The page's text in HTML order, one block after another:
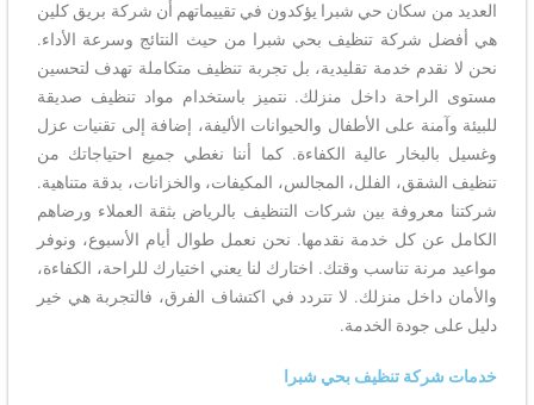
العديد من سكان حي شبرا يؤكدون في تقييماتهم أن شركة بريق كلين
هي أفضل شركة تنظيف بحي شبرا من حيث النتائج وسرعة الأداء.
نحن لا نقدم خدمة تقليدية، بل تجربة تنظيف متكاملة تهدف لتحسين
مستوى الراحة داخل منزلك. نتميز باستخدام مواد تنظيف صديقة
للبيئة وآمنة على الأطفال والحيوانات الأليفة، إضافة إلى تقنيات عزل
وغسيل بالبخار عالية الكفاءة. كما أننا نغطي جميع احتياجاتك من
تنظيف الشقق، الفلل، المجالس، المكيفات، والخزانات، بدقة متناهية.
شركتنا معروفة بين شركات التنظيف بالرياض بثقة العملاء ورضاهم
الكامل عن كل خدمة نقدمها. نحن نعمل طوال أيام الأسبوع، ونوفر
مواعيد مرنة تناسب وقتك. اختارك لنا يعني اختيارك للراحة، الكفاءة،
والأمان داخل منزلك. لا تتردد في اكتشاف الفرق، فالتجربة هي خير
دليل على جودة الخدمة.
خدمات شركة تنظيف بحي شبرا